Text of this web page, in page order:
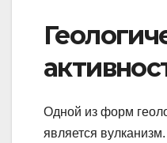
Одной из форм
является